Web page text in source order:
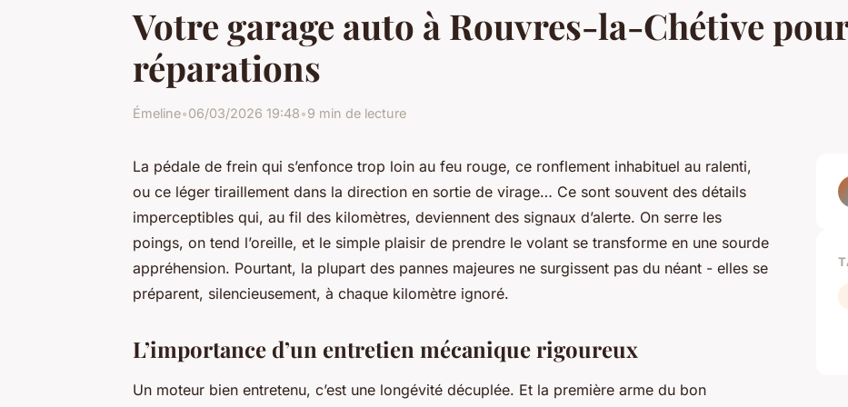
Votre garage auto à Rouvres-la-Chétive
réparations
Émeline•06/03/2026 19:48•9 min de lecture
La pédale de frein qui s’enfonce trop loin au feu rouge, ce ronflement inhabituel au ralenti,
ou ce léger tiraillement dans la direction en sortie de virage… Ce sont souvent des détails
imperceptibles qui, au fil des kilomètres, deviennent des signaux d’alerte. On serre les
poings, on tend l’oreille, et le simple plaisir de prendre le volant se transforme en une sourde
appréhension. Pourtant, la plupart des pannes majeures ne surgissent pas du néant - elles se
préparent, silencieusement, à chaque kilomètre ignoré.
L’importance d’un entretien mécanique rigoureux
Un moteur bien entretenu, c’est une longévité décuplée. Et la première arme du bon